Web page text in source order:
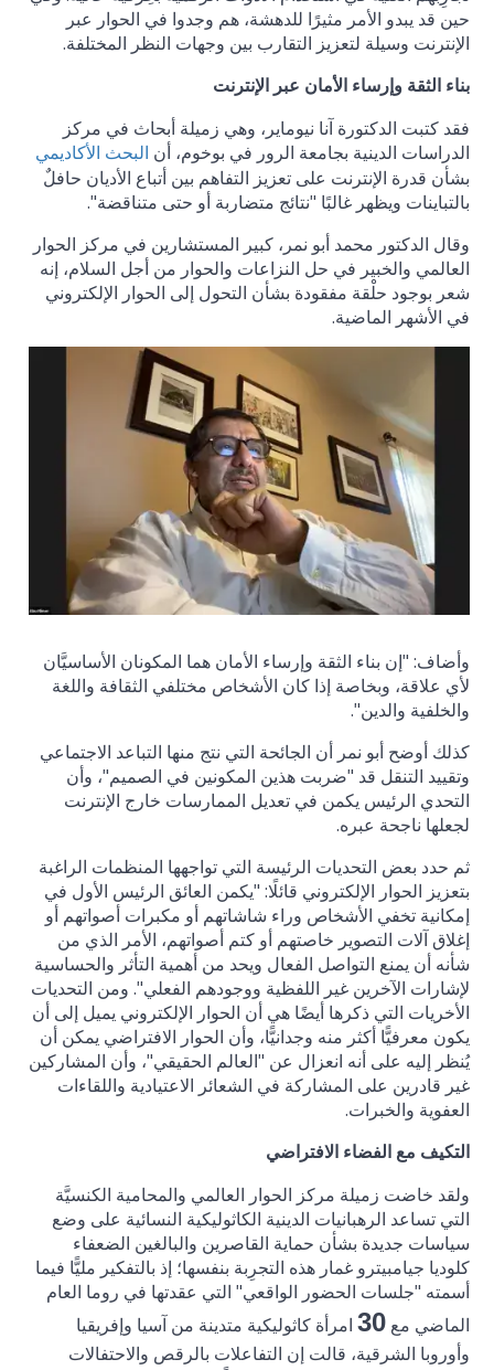
حين قد يبدو الأمر مثيرًا للدهشة، هم وجدوا في الحوار عبر
الإنترنت وسيلة لتعزيز التقارب بين وجهات النظر المختلفة.
بناء الثقة وإرساء الأمان عبر الإنترنت
فقد كتبت الدكتورة آنا نيوماير، وهي زميلة أبحاث في مركز
الدراسات الدينية بجامعة الرور في بوخوم، أن البحث الأكاديمي
بشأن قدرة الإنترنت على تعزيز التفاهم بين أتباع الأديان حافلٌ
بالتباينات ويظهر غالبًا "نتائج متضاربة أو حتى متناقضة".
وقال الدكتور محمد أبو نمر، كبير المستشارين في مركز الحوار
العالمي والخبير في حل النزاعات والحوار من أجل السلام، إنه
شعر بوجود حلْقة مفقودة بشأن التحول إلى الحوار الإلكتروني
في الأشهر الماضية.
وأضاف: "إن بناء الثقة وإرساء الأمان هما المكونان الأساسيَّان
لأي علاقة، وبخاصة إذا كان الأشخاص مختلفي الثقافة واللغة
والخلفية والدين".
كذلك أوضح أبو نمر أن الجائحة التي نتج منها التباعد الاجتماعي
وتقييد التنقل قد "ضربت هذين المكونين في الصميم"، وأن
التحدي الرئيس يكمن في تعديل الممارسات خارج الإنترنت
لجعلها ناجحة عبره.
ثم حدد بعض التحديات الرئيسة التي تواجهها المنظمات الراغبة
بتعزيز الحوار الإلكتروني قائلًا: "يكمن العائق الرئيس الأول في
إمكانية تخفي الأشخاص وراء شاشاتهم أو مكبرات أصواتهم أو
إغلاق آلات التصوير خاصتهم أو كتم أصواتهم، الأمر الذي من
شأنه أن يمنع التواصل الفعال ويحد من أهمية التأثر والحساسية
لإشارات الآخرين غير اللفظية ووجودهم الفعلي". ومن التحديات
الأخريات التي ذكرها أيضًا هي أن الحوار الإلكتروني يميل إلى أن
يكون معرفيًّا أكثر منه وجدانيًّا، وأن الحوار الافتراضي يمكن أن
يُنظر إليه على أنه انعزال عن "العالم الحقيقي"، وأن المشاركين
غير قادرين على المشاركة في الشعائر الاعتيادية واللقاءات
العفوية والخبرات.
التكيف مع الفضاء الافتراضي
ولقد خاضت زميلة مركز الحوار العالمي والمحامية الكنسيَّة
التي تساعد الرهبانيات الدينية الكاثوليكية النسائية على وضع
سياسات جديدة بشأن حماية القاصرين والبالغين الضعفاء
كلوديا جيامبيترو غمار هذه التجرِبة بنفسها؛ إذ بالتفكير مليًّا فيما
أسمته "جلسات الحضور الواقعي" التي عقدتها في روما العام
الماضي مع 30امرأة كاثوليكية متدينة من آسيا وإفريقيا
وأوروبا الشرقية، قالت إن التفاعلات بالرقص والاحتفالات